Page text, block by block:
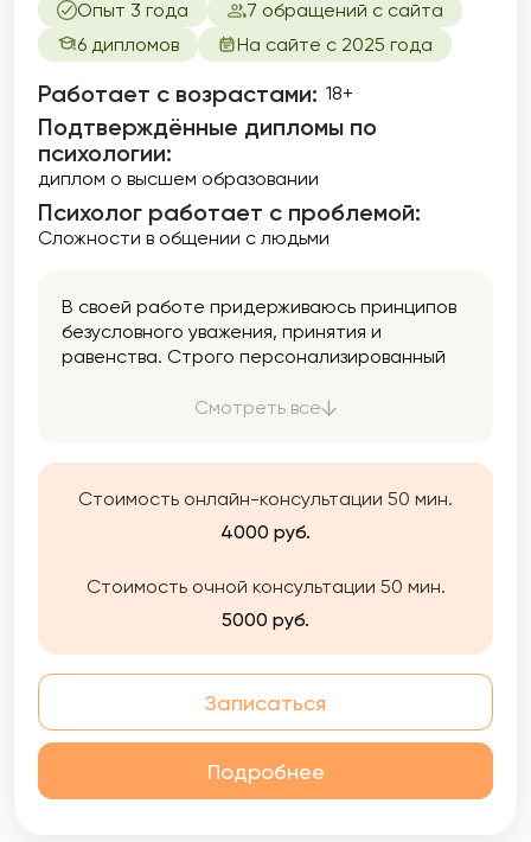
Опыт 3 года
7 обращений с сайта
6 дипломов
На сайте с 2025 года
Работает с возрастами: 18+
Подтверждённые дипломы по
психологии:
диплом о высшем образовании
Психолог работает с проблемой:
Сложности в общении с людьми
В своей работе придерживаюсь принципов
безусловного уважения, принятия и
равенства. Строго персонализированный
и работа строится по принципу
отношения с окружающими, оказать
поддержку в тяжелой ситуации и найти
Смотреть все
Стоимость онлайн-консультации 50 мин.
4000 руб.
Стоимость очной консультации 50 мин.
5000 руб.
Записаться
Подробнее